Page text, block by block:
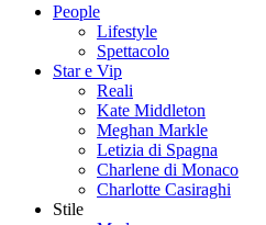
People
Lifestyle
Spettacolo
Star e Vip
Reali
Kate Middleton
Meghan Markle
Letizia di Spagna
Charlene di Monaco
Charlotte Casiraghi
Stile